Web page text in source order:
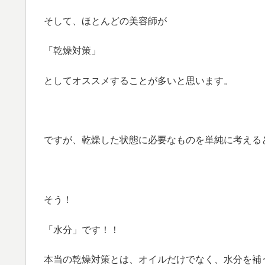
そして、ほとんどの美容師が
「乾燥対策」
としてオススメすることが多いと思います。
ですが、乾燥した状態に必要なものを単純に考え
そう！
「水分」です！！
本当の乾燥対策とは、オイルだけでなく、水分を補